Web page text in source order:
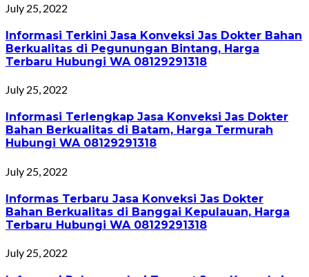
July 25, 2022
Informasi Terkini Jasa Konveksi Jas Dokter Bahan
Berkualitas di Pegunungan Bintang, Harga
Terbaru Hubungi WA 08129291318
July 25, 2022
Informasi Terlengkap Jasa Konveksi Jas Dokter
Bahan Berkualitas di Batam, Harga Termurah
Hubungi WA 08129291318
July 25, 2022
Informas Terbaru Jasa Konveksi Jas Dokter
Bahan Berkualitas di Banggai Kepulauan, Harga
Terbaru Hubungi WA 08129291318
July 25, 2022